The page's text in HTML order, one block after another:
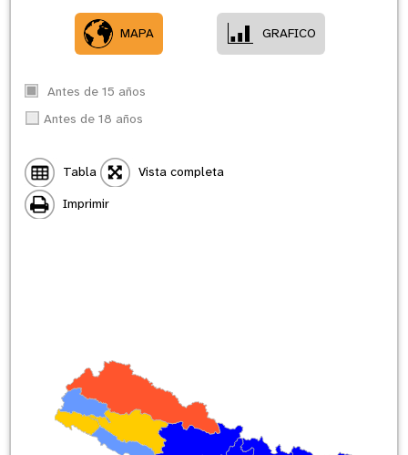
MAPA GRAFICO
Antes de 15 años
Antes de 18 años
Tabla
Vista completa
Imprimir